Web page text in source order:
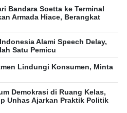
Bandara Soetta ke Terminal
Armada Hiace, Berangkat
Alami Speech Delay,
Satu Pemicu
Lindungi Konsumen, Minta
Demokrasi di Ruang Kelas,
Unhas Ajarkan Praktik Politik